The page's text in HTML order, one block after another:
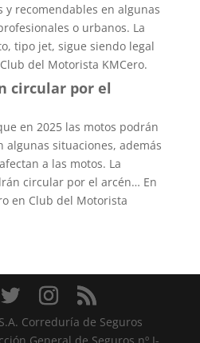
y recomendables en algunas
o urbanos. La
tipo jet, sigue siendo legal
del Motorista KMCero.
circular por el
en 2025 las motos podrán
situaciones, además
a las motos. La
circular por el arcén… En
en Club del Motorista
Correduría de Seguros